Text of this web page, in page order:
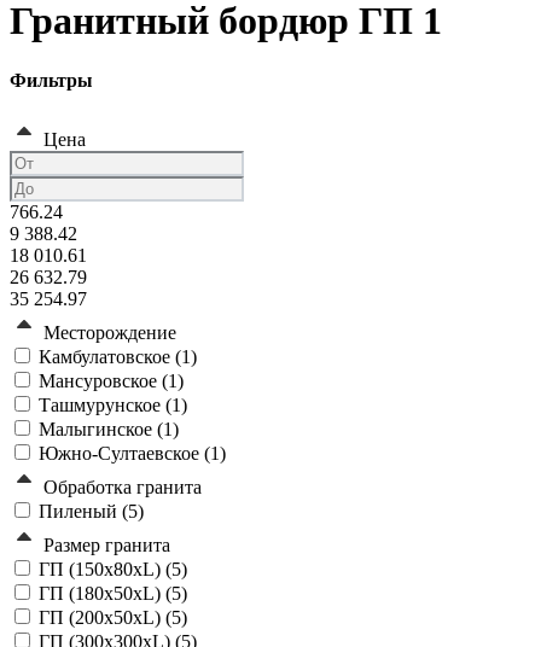
Гранитный бордюр ГП 1
Фильтры
Цена
766.24
9 388.42
18 010.61
26 632.79
35 254.97
Месторождение
Камбулатовское (1)
Мансуровское (1)
Ташмурунское (1)
Малыгинское (1)
Южно-Султаевское (1)
Обработка гранита
Пиленый (5)
Размер гранита
ГП (150x80xL) (5)
ГП (180x50xL) (5)
ГП (200x50xL) (5)
ГП (300x300xL) (5)